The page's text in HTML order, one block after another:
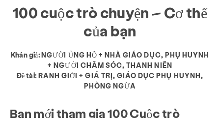
100 cuộc trò chuyện – Cơ thể
của bạn
Khán giả:NGƯỜI ỦNG HỘ + NHÀ GIÁO DỤC, PHỤ HUYNH
+ NGƯỜI CHĂM SÓC, THANH NIÊN
Đề tài: RANH GIỚI + GIÁ TRỊ, GIÁO DỤC PHỤ HUYNH,
PHÒNG NGỪA
Bạn mới tham gia 100 Cuộc trò